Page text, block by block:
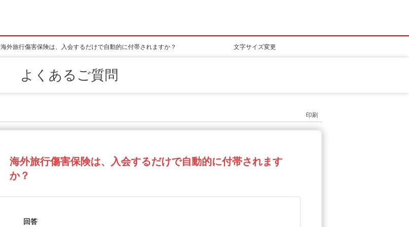
文字サイズ変更
海外旅行傷害保険は、入会するだけで自動的に付帯されますか？
よくあるご質問
印刷
海外旅行傷害保険は、入会するだけで自動的に付帯されます
か？
回答